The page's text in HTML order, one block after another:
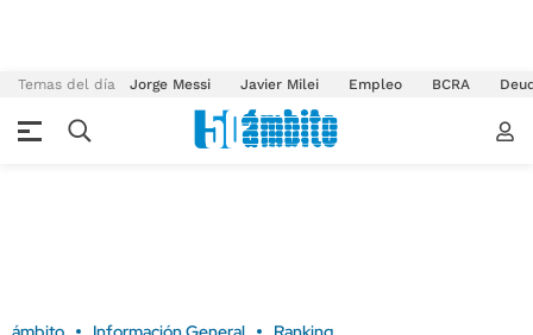
Temas del día Jorge Messi Javier Milei Empleo BCRA